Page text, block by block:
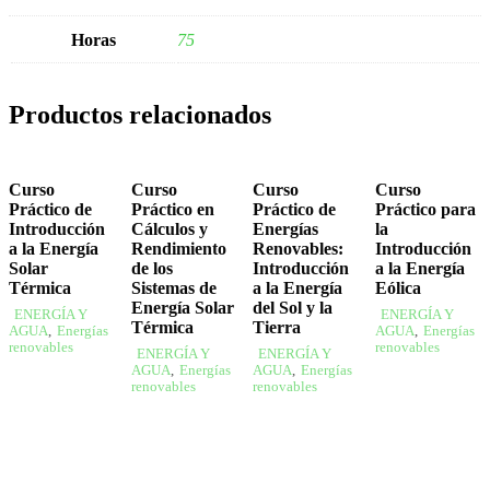
Horas 75
Productos relacionados
Curso
Práctico de
Introducción
a la Energía
Solar
Térmica
ENERGÍA Y
AGUA, Energías
renovables
Curso
Práctico en
Cálculos y
Rendimiento
de los
Sistemas de
Energía Solar
Térmica
ENERGÍA Y
AGUA, Energías
renovables
Curso
Práctico de
Energías
Renovables:
Introducción
a la Energía
del Sol y la
Tierra
ENERGÍA Y
AGUA, Energías
renovables
Curso
Práctico para
la
Introducción
a la Energía
Eólica
ENERGÍA Y
AGUA, Energías
renovables